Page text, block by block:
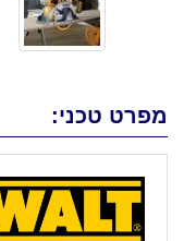
מפרט טכני: